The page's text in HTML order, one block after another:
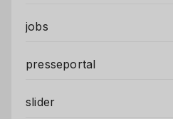
jobs
presseportal
slider